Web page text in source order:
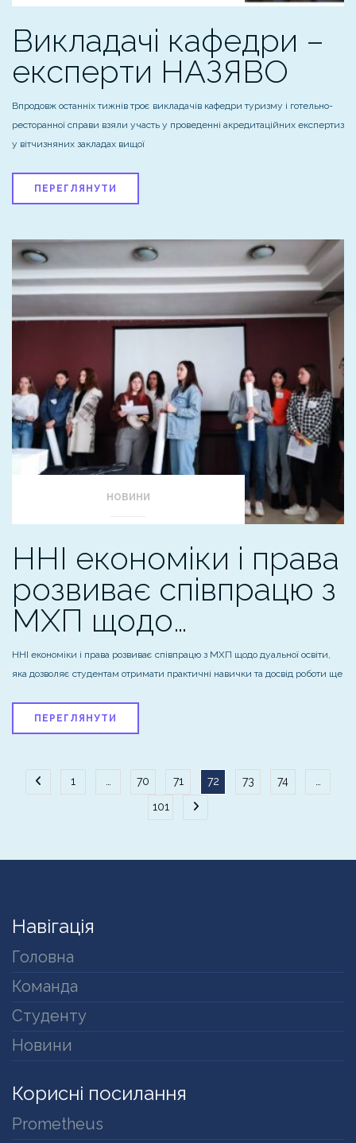
Викладачі кафедри –
експерти НАЗЯВО
Впродовж останніх тижнів троє викладачів кафедри туризму і готельно-
ресторанної справи взяли участь у проведенні акредитаційних експертиз
у вітчизняних закладах вищої
ПЕРЕГЛЯНУТИ
НОВИНИ
ННІ економіки і права
розвиває співпрацю з
МХП щодо…
ННІ економіки і права розвиває співпрацю з МХП щодо дуальної освіти,
яка дозволяє студентам отримати практичні навички та досвід роботи ще
ПЕРЕГЛЯНУТИ
Пагінація
1 … 70 71 72 73 74
…
101
Навігація
Головна
Команда
Студенту
Новини
Корисні посилання
Prometheus